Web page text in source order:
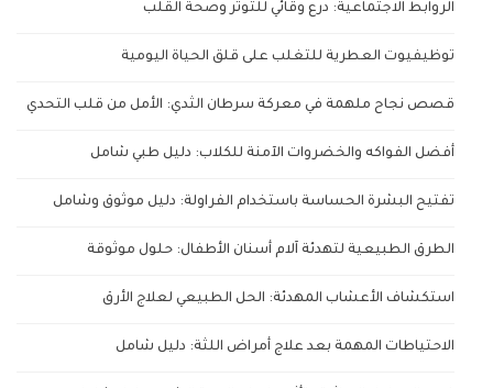
الروابط الاجتماعية: درع وقائي للتوتر وصحة القلب
توظيفيوت العطرية للتغلب على قلق الحياة اليومية
قصص نجاح ملهمة في معركة سرطان الثدي: الأمل من قلب التحدي
أفضل الفواكه والخضروات الآمنة للكلاب: دليل طبي شامل
تفتيح البشرة الحساسة باستخدام الفراولة: دليل موثوق وشامل
الطرق الطبيعية لتهدئة آلام أسنان الأطفال: حلول موثوقة
استكشاف الأعشاب المهدئة: الحل الطبيعي لعلاج الأرق
الاحتياطات المهمة بعد علاج أمراض اللثة: دليل شامل